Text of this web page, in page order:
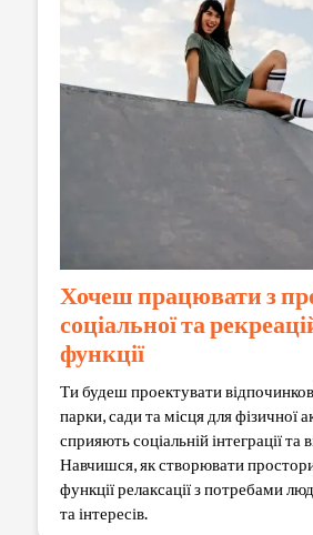
Хочеш працювати з
соціальної та
функції
Ти будеш проектувати
парки, сади та місця для фізичної
сприяють соціальній інтеграції та
Навчишся, як створювати
функції релаксації з потребами
та інтересів.